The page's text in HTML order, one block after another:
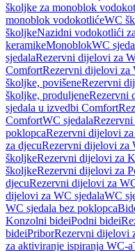
školjke za monoblok
monoblok vodokotlićeWC
školjkeNazidni vodokotlići
keramikeMonoblokWC
sjedalaRezervni dijelovi za
ComfortRezervni dijelovi za
školjke, povišeneRezervni
školjke, produljeneRezervni
sjedala u izvedbi Comfort
ComfortWC sjedala
poklopcaRezervni dijelovi
za djecuRezervni dijelovi za
školjkeRezervni dijelovi za
školjkeRezervni dijelovi za
djecuRezervni dijelovi za
dijelovi za WC sjedalaWC
WC sjedala bez poklopca
Konzolni bideiPodni bidei
bideiPriborRezervni dijelovi
za aktiviranje ispiranja WC-a